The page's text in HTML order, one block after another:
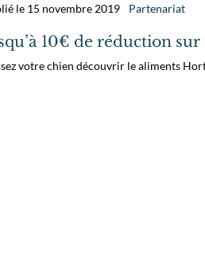
le 15 novembre 2019 Partenariat
10€ de réduction
votre chien découvrir le aliments